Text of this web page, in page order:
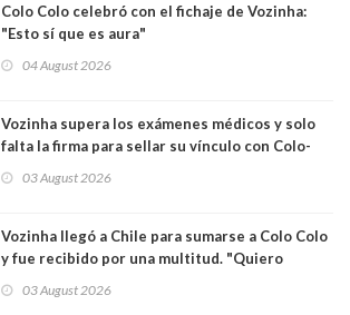
Colo Colo celebró con el fichaje de Vozinha:
"Esto sí que es aura"
04 August 2026
Vozinha supera los exámenes médicos y solo
falta la firma para sellar su vínculo con Colo-
03 August 2026
Vozinha llegó a Chile para sumarse a Colo Colo
y fue recibido por una multitud. "Quiero
hinchas"
03 August 2026